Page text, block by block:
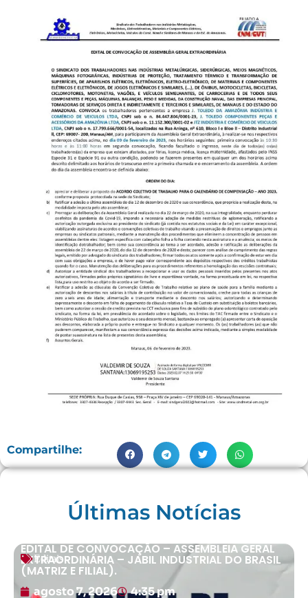
Compartilhe:
Últimas Notícias
Editais
EDITAL DE CONVOCAÇÃO – ASSEMBLEIA GERAL
EXTRAORDINÁRIA – JABIL INDUSTRIAL DO BRASIL
(MATRIZ E FILIAL).
agosto 7, 2026 4:35 pm